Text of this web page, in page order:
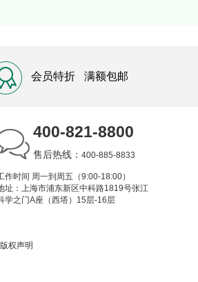
会员特折 满额包邮
400-821-8800
售后热线： 400-885-8833
作时间 周一到周五（9:00-18:00）
址：上海市浦东新区中科路1819号张江
学之门A座（西塔）15层-16层
版权声明